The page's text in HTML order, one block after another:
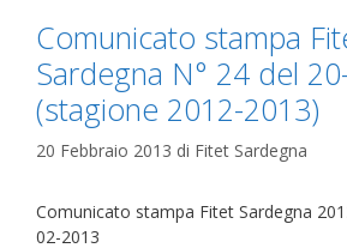
Comunicato stampa
Sardegna N° 24 del
(stagione 2012-2013)
20 Febbraio 2013 di Fitet Sardegna
Comunicato stampa Fitet Sardegna
02-2013